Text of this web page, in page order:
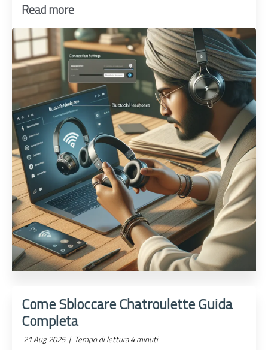
Read more
Come Sbloccare Chatroulette Guida
Completa
21 Aug 2025 | Tempo di lettura 4 minuti